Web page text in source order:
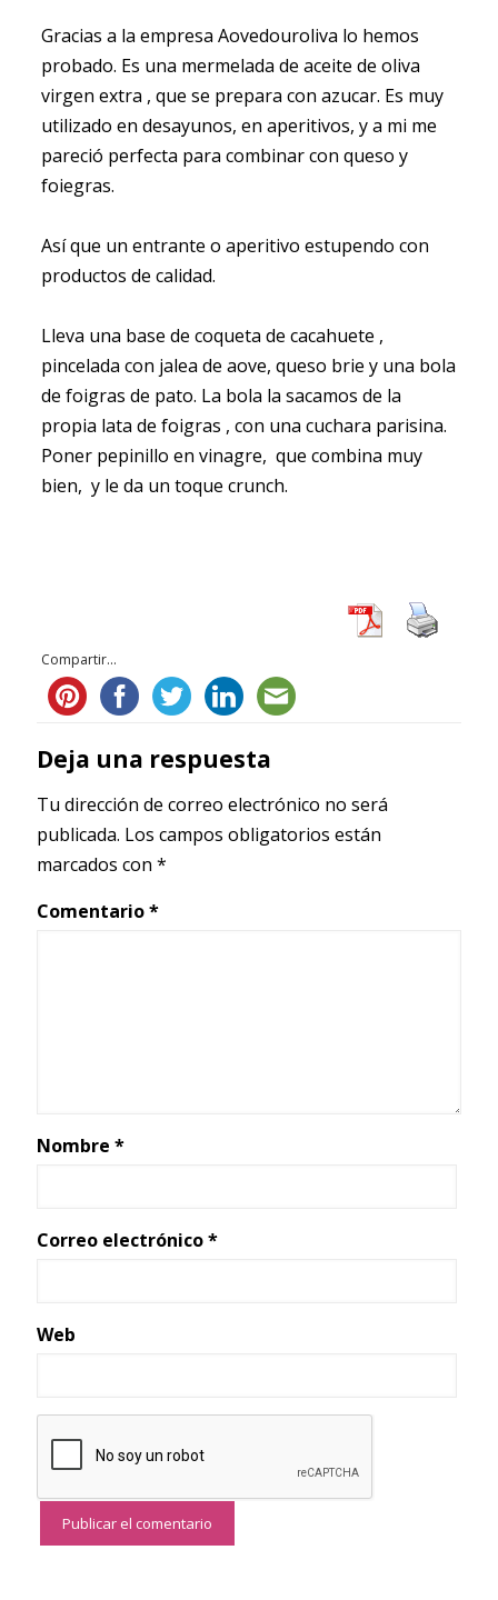
Gracias a la empresa Aovedouroliva lo hemos
probado. Es una mermelada de aceite de oliva
virgen extra , que se prepara con azucar. Es muy
utilizado en desayunos, en aperitivos, y a mi me
pareció perfecta para combinar con queso y
foiegras.
Así que un entrante o aperitivo estupendo con
productos de calidad.
Lleva una base de coqueta de cacahuete ,
pincelada con jalea de aove, queso brie y una bola
de foigras de pato. La bola la sacamos de la
propia lata de foigras , con una cuchara parisina.
Poner pepinillo en vinagre, que combina muy
bien, y le da un toque crunch.
Compartir...
Deja una respuesta
Tu dirección de correo electrónico no será
publicada. Los campos obligatorios están
marcados con *
Comentario*
Nombre *
Correo electrónico*
Web